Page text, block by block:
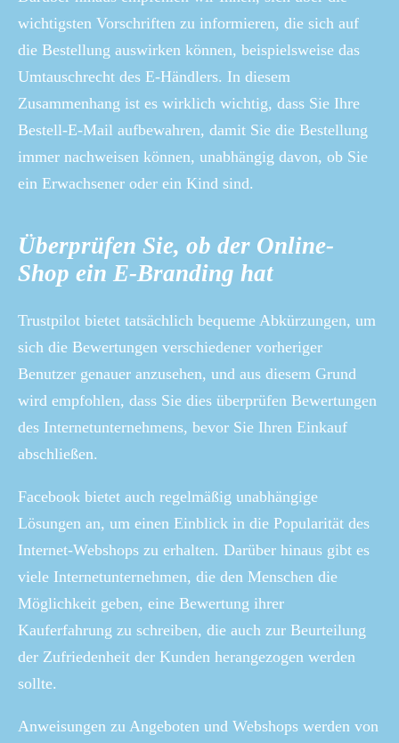
wichtigsten Vorschriften zu informieren, die sich auf
die Bestellung auswirken können, beispielsweise das
Umtauschrecht des E-Händlers. In diesem
Zusammenhang ist es wirklich wichtig, dass Sie Ihre
Bestell-E-Mail aufbewahren, damit Sie die Bestellung
immer nachweisen können, unabhängig davon, ob Sie
ein Erwachsener oder ein Kind sind.
Überprüfen Sie, ob der Online-
Shop ein E-Branding hat
Trustpilot bietet tatsächlich bequeme Abkürzungen, um
sich die Bewertungen verschiedener vorheriger
Benutzer genauer anzusehen, und aus diesem Grund
wird empfohlen, dass Sie dies überprüfen Bewertungen
des Internetunternehmens, bevor Sie Ihren Einkauf
abschließen.
Facebook bietet auch regelmäßig unabhängige
Lösungen an, um einen Einblick in die Popularität des
Internet-Webshops zu erhalten. Darüber hinaus gibt es
viele Internetunternehmen, die den Menschen die
Möglichkeit geben, eine Bewertung ihrer
Kauferfahrung zu schreiben, die auch zur Beurteilung
der Zufriedenheit der Kunden herangezogen werden
sollte.
Anweisungen zu Angeboten und Webshops werden von